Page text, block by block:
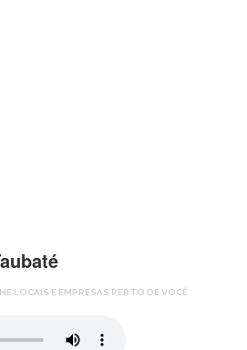
LOCAIS E EMPRESAS PERTO DE VOCÊ